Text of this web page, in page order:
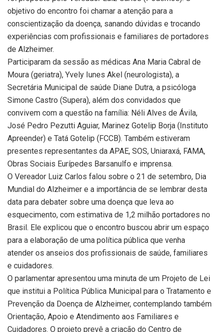
objetivo do encontro foi chamar a atenção para a
conscientização da doença, sanando dúvidas e trocando
experiências com profissionais e familiares de portadores
de Alzheimer.
Participaram da sessão as médicas Ana Maria Cabral de
Moura (geriatra), Yvely Iunes Akel (neurologista), a
Secretária Municipal de saúde Diane Dutra, a psicóloga
Simone Castro (Supera), além dos convidados que
convivem com a questão na família: Néli Alves de Ávila,
José Pedro Pezutti Aguiar, Marinez Gotelip Borja (Instituto
Apreender) e Tatá Gotelip (FCCB). Também estiveram
presentes representantes da APAE, SOS, Uniaraxá, FAMA,
Obras Sociais Eurípedes Barsanulfo e imprensa.
O Vereador Luiz Carlos falou sobre o 21 de setembro, Dia
Mundial do Alzheimer e a importância de se lembrar desta
data para debater sobre uma doença que leva ao
esquecimento, com estimativa de 1,2 milhão portadores no
Brasil. Ele explicou que o encontro buscou abrir um espaço
para a elaboração de uma política pública que venha
atender os anseios dos profissionais de saúde, familiares
e cuidadores.
O parlamentar apresentou uma minuta de um Projeto de Lei
que institui a Política Pública Municipal para o Tratamento e
Prevenção da Doença de Alzheimer, contemplando também
Orientação, Apoio e Atendimento aos Familiares e
Cuidadores. O projeto prevê a criação do Centro de